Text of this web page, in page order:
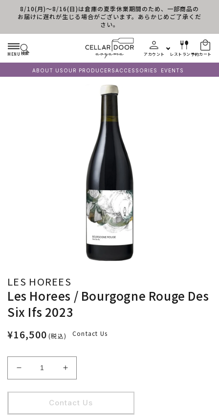
コンテンツに進む
8/10(月)～8/16(日)は倉庫の夏季休業期間のため、一部商品の
お届けに遅れが生じる場合がございます。あらかじめご了承くだ
さい。
MENU 検索 アカウント レストラン予約カート
ABOUT US OUR PRODUCERSACCESSORIES EVENTS
LES HOREES
Les Horees / Bourgogne Rouge Des
Six Ifs 2023
¥16,500 (税込) Contact Us
Horees
/
Bourgogne
Rouge
Les
Horees
/
Bourgogne
Rouge
Contact Us